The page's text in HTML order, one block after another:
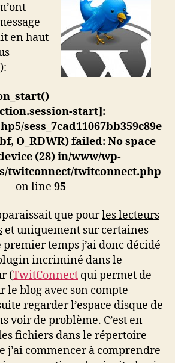
en haut
start]:
sess_7cad11067bb359c89e
O_RDWR) failed: No space
(28) in/www/wp-
twitconnect/twitconnect.php
on line 95
que pourles lecteurs
et uniquement sur certaines
premier temps j’ai donc décidé
incriminé dans le
(TwitConnect qui permet de
le blog avec son compte
regarder l’espace disque de
voir de problème. C’est en
fichiers dans le répertoire
j’ai commencer à comprendre